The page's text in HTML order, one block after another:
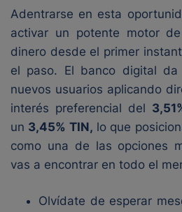
Adentrarse en esta
activar un potente motor
dinero desde el primer
el paso. El banco digital
nuevos usuarios aplicando
interés preferencial del
un 3,45% TIN, lo que
como una de las opciones
vas a encontrar en todo el
Olvídate de esperar